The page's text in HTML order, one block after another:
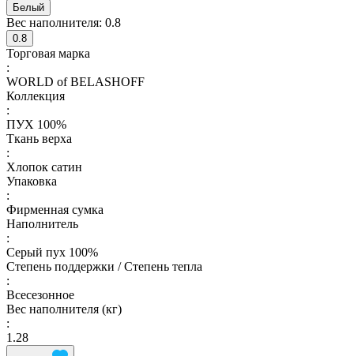
Белый
Вес наполнителя: 0.8
0.8
Торговая марка
:
WORLD of BELASHOFF
Коллекция
:
ПУХ 100%
Ткань верха
:
Хлопок сатин
Упаковка
:
Фирменная сумка
Наполнитель
:
Серый пух 100%
Степень поддержки / Степень тепла
:
Всесезонное
Вес наполнителя (кг)
:
1.28